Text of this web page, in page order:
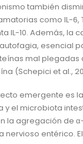
también
como IL-6,
IL-10. Además, la
esencial
mal plegadas
(Schepici et al.,
emergente es
y el microbiota
la agregación de
nervioso entérico.